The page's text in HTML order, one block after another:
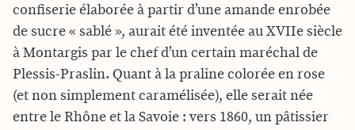
confiserie élaborée à partir d’une amande enrobée
de sucre « sablé », aurait été inventée au XVIIe siècle
à Montargis par le chef d’un certain maréchal de
Plessis-Praslin. Quant à la praline colorée en rose
(et non simplement caramélisée), elle serait née
entre le Rhône et la Savoie : vers 1860, un pâtissier